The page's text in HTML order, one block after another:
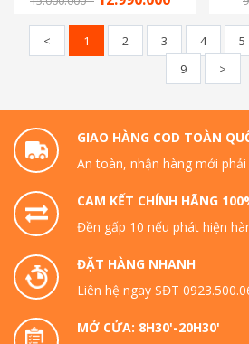
< 1 2 3 4 5
9
>
GIAO HÀNG COD TOÀN
An toàn, nhận hàng mới
CAM KẾT CHÍNH HÃNG
Đền gấp 10 nếu phát hiện
ĐẶT HÀNG NHANH
Liên hệ ngay SĐT
MỞ CỬA: 8H30'-20H30'